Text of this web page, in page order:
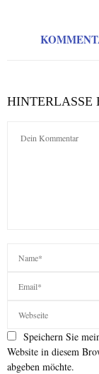
HINTERLASSE
Speichern Sie
Website in diesem
abgeben möchte.